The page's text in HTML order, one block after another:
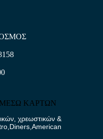
ΚΑΡΤΩΝ
χρεωστικών &